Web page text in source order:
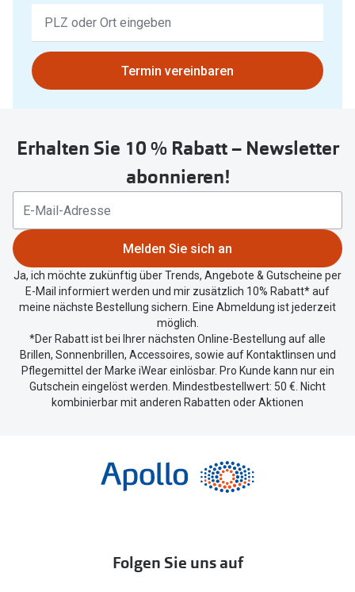
gefunden.
Bitte
nutzen
Button
aktuellen
Termin vereinbaren
Erhalten Sie 10 % Rabatt – Newsletter
abonnieren!
Melden Sie sich an
Ja, ich möchte zukünftig über Trends, Angebote & Gutscheine per
E-Mail informiert werden und mir zusätzlich 10% Rabatt* auf
meine nächste Bestellung sichern. Eine Abmeldung ist jederzeit
möglich.
*Der Rabatt ist bei Ihrer nächsten Online-Bestellung auf alle
Brillen, Sonnenbrillen, Accessoires, sowie auf Kontaktlinsen und
Pflegemittel der Marke iWear einlösbar. Pro Kunde kann nur ein
Gutschein eingelöst werden. Mindestbestellwert: 50 €. Nicht
kombinierbar mit anderen Rabatten oder Aktionen
Folgen Sie uns auf